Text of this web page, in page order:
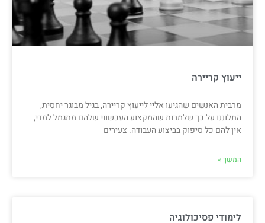
ייעוץ קריירה
מרבית האנשים שהגיעו אליי לייעוץ קריירה, בגיל מבוגר יחסית,
התלוננו על כך שלמרות שהמקצוע העכשווי שלהם מתגמל למדי,
אין להם כל סיפוק בביצוע העבודה. צעירים
המשך »
לימודי פסיכולוגיה